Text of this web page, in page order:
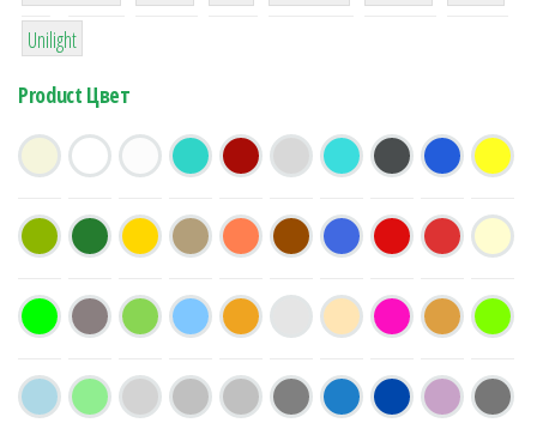
1
Unilight
Product Цвет